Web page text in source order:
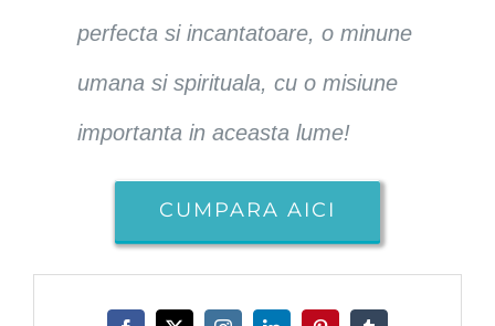
perfecta si incantatoare, o minune
umana si spirituala, cu o misiune
importanta in aceasta lume!
CUMPARA AICI